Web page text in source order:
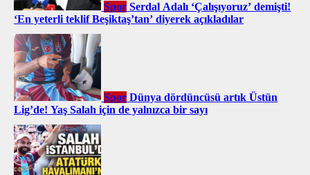
Spor Serdal Adalı ‘Çalışıyoruz’ demişti!
‘En yeterli teklif Beşiktaş’tan’ diyerek açıkladılar
Spor Dünya dördüncüsü artık Üstün
Lig’de! Yaş Salah için de yalnızca bir sayı